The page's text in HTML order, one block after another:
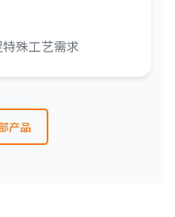
殊工艺需求
产品